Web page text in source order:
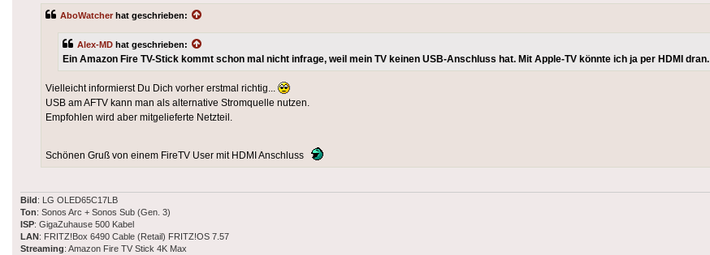
AboWatcher hat geschrieben:
Alex-MD hat geschrieben:
Ein Amazon Fire TV-Stick kommt schon mal nicht infrage, weil mein TV keinen USB-Anschluss hat. Mit Apple-TV könnte ich ja per HDMI dran.
Vielleicht informierst Du Dich vorher erstmal richtig...
USB am AFTV kann man als alternative Stromquelle nutzen.
Empfohlen wird aber mitgelieferte Netzteil.
Schönen Gruß von einem FireTV User mit HDMI Anschluss
Bild : LG OLED65C17LB
Ton: Sonos Arc + Sonos Sub (Gen. 3)
ISP: GigaZuhause 500 Kabel
LAN : FRITZ!Box 6490 Cable (Retail) FRITZ!OS 7.57
Streaming: Amazon Fire TV Stick 4K Max